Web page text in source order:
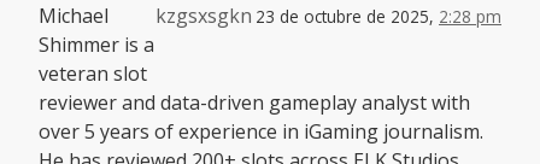
kzgsxsgkn 23 de octubre de 2025, 2:28 pm
Michael
Shimmer is a
veteran slot
reviewer and data-driven gameplay analyst with
over 5 years of experience in iGaming journalism.